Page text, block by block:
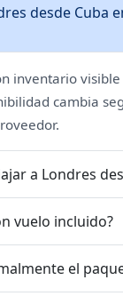
desde Cuba
inventario
cambia
a Londres
vuelo incluido?
el